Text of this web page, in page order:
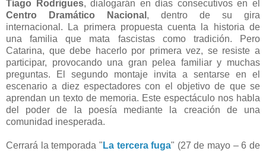
Tiago Rodrigues, dialogarán en días consecutivos en el
Centro Dramático Nacional , dentro de su gira
internacional. La primera propuesta cuenta la historia de
una familia que mata fascistas como tradición. Pero
Catarina, que debe hacerlo por primera vez, se resiste a
participar, provocando una gran pelea familiar y muchas
preguntas. El segundo montaje invita a sentarse en el
escenario a diez espectadores con el objetivo de que se
aprendan un texto de memoria. Este espectáculo nos habla
del poder de la poesía mediante la creación de una
comunidad inesperada.
Cerrará la temporada " La tercera fuga" (27 de mayo – 6 de